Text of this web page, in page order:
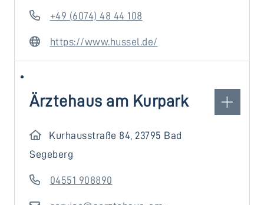
+49 (6074) 48 44 108
https://www.hussel.de/
Ärztehaus am Kurpark
Kurhausstraße 84, 23795 Bad
Segeberg
04551 908890